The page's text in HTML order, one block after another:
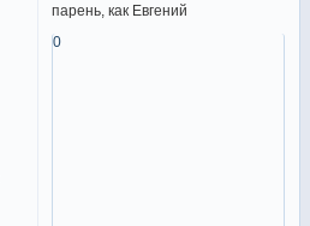
парень, как Евгений
0